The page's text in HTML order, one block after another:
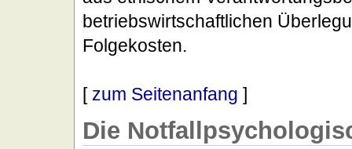
betriebswirtschaftlichen
Folgekosten.
[ zum Seitenanfang ]
Die